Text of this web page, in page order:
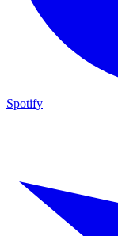
Spotify